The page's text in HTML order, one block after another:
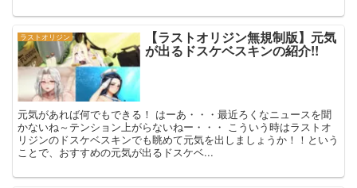
ラストオリジン 【ラストオリジン無規制版】元気
が出るドスケベスキンの紹介!!
元気があれば何でもできる！ はーあ・・・最近ろくなニュースを聞
かないね～テンション上がらないねー・・・ こういう時はラストオ
リジンのドスケベスキンでも眺めて元気を出しましょうか！！という
ことで、おすすめの元気が出るドスケベ...